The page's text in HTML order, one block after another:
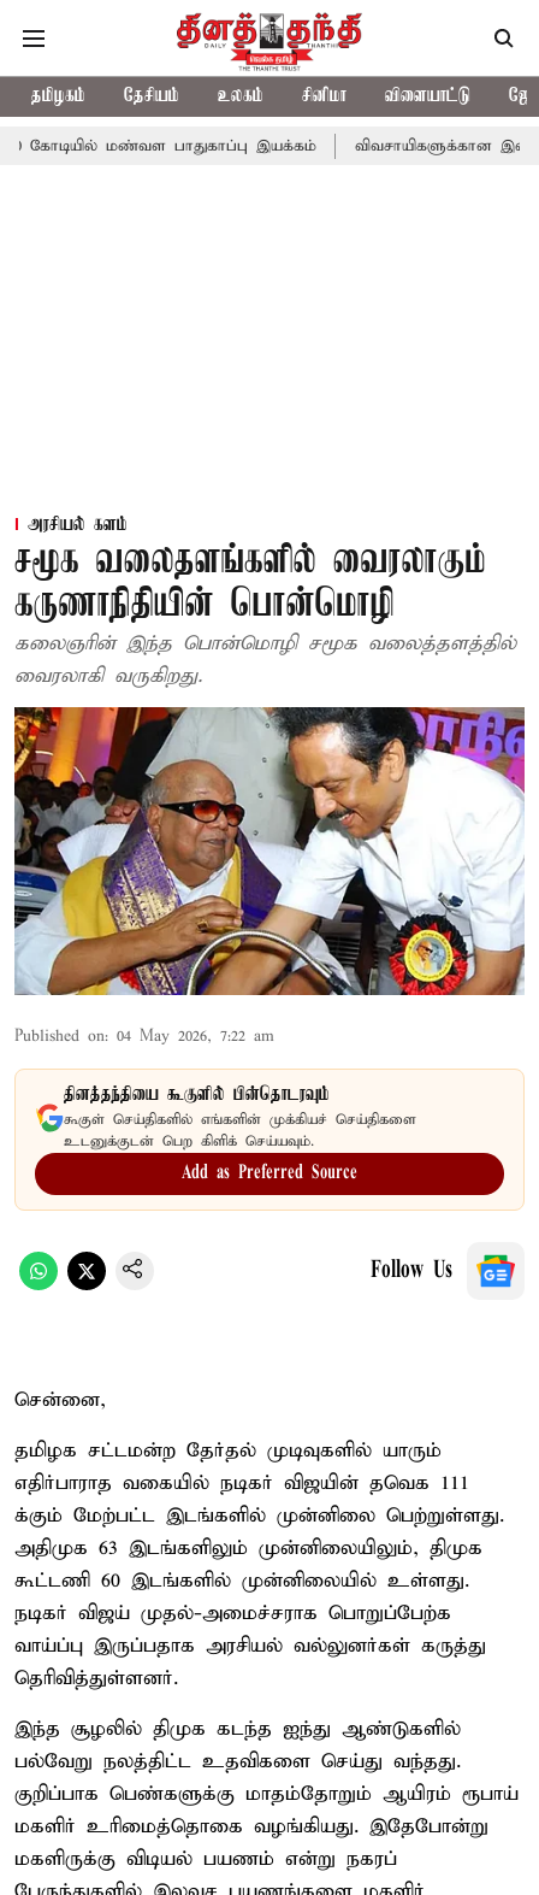
தமிழகம் தேசியம் உலகம் சினிமா விளையாட்டு
மண்வள பாதுகாப்பு இயக்கம் விவசாயிகளுக்கான இலவச
அரசியல் களம்
சமூக வலைதளங்களில் வைரலாகும்
கருணாநிதியின் பொன்மொழி
கலைஞரின் இந்த பொன்மொழி சமூக வலைத்தளத்தில்
வைரலாகி வருகிறது.
Published on: 04 May 2026, 7:22 am
தினத்தந்தியை கூகுளில் பின்தொடரவும்
கூகுள் செய்திகளில் எங்களின் முக்கியச் செய்திகளை
உடனுக்குடன் பெற கிளிக் செய்யவும்.
Add as Preferred Source
Follow Us
சென்னை,
தமிழக சட்டமன்ற தேர்தல் முடிவுகளில் யாரும்
எதிர்பாராத வகையில் நடிகர் விஜயின் தவெக 111
க்கும் மேற்பட்ட இடங்களில் முன்னிலை பெற்றுள்ளது.
அதிமுக 63 இடங்களிலும் முன்னிலையிலும், திமுக
கூட்டணி 60 இடங்களில் முன்னிலையில் உள்ளது.
நடிகர் விஜய் முதல்-அமைச்சராக பொறுப்பேற்க
வாய்ப்பு இருப்பதாக அரசியல் வல்லுனர்கள் கருத்து
தெரிவித்துள்ளனர்.
இந்த சூழலில் திமுக கடந்த ஐந்து ஆண்டுகளில்
பல்வேறு நலத்திட்ட உதவிகளை செய்து வந்தது.
குறிப்பாக பெண்களுக்கு மாதம்தோறும் ஆயிரம் ரூபாய்
மகளிர் உரிமைத்தொகை வழங்கியது. இதேபோன்று
மகளிருக்கு விடியல் பயணம் என்று நகரப்